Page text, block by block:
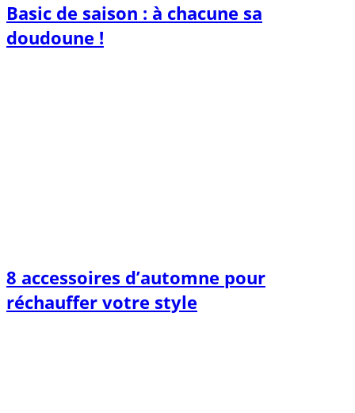
Basic de saison : à chacune sa
doudoune !
8 accessoires d’automne pour
réchauffer votre style